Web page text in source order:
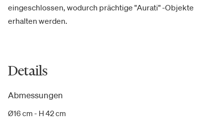
eingeschlossen, wodurch prächtige "Aurati" -Objekte
erhalten werden.
Details
Abmessungen
Ø16 cm - H 42 cm